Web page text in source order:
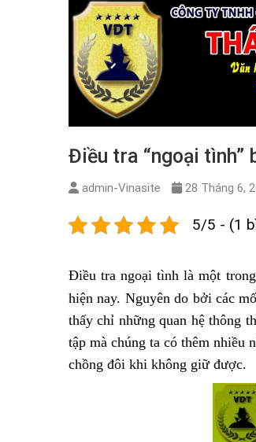
Điều tra “ngoại tình”
admin-Vinasite 28 Tháng 6,
5/5 - (1
Điều tra ngoại tình là một
hiện nay. Nguyên do bởi các
thấy chỉ những quan hệ thông
tập mà chúng ta có thêm
chồng đôi khi không giữ được.